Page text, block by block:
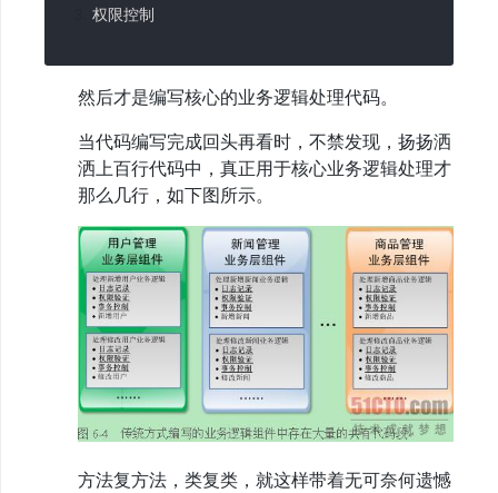
权限控制
然后才是编写核心的业务逻辑处理代码。
当代码编写完成回头再看时，不禁发现，扬扬洒
洒上百行代码中，真正用于核心业务逻辑处理才
那么几行，如下图所示。
方法复方法，类复类，就这样带着无可奈何遗憾